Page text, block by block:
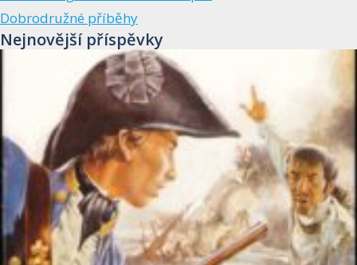
Dobrodružné příběhy
Nejnovější příspěvky